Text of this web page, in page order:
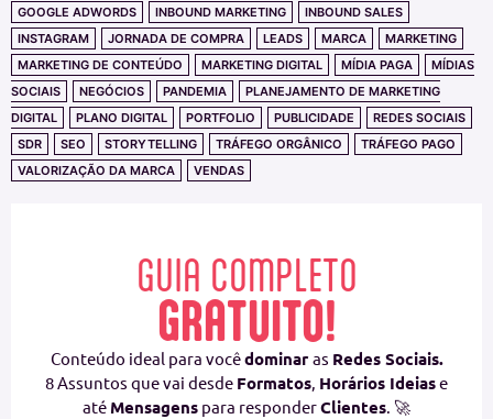
GOOGLE ADWORDS
INBOUND MARKETING
INBOUND SALES
INSTAGRAM
JORNADA DE COMPRA LEADS MARCA
MARKETING
MARKETING DE CONTEÚDO
MARKETING DIGITAL MÍDIA PAGA
MÍDIAS
SOCIAIS
NEGÓCIOS PANDEMIA
PLANEJAMENTO DE MARKETING
DIGITAL
PLANO DIGITAL PORTFOLIO PUBLICIDADE
REDES SOCIAIS
SDR
SEO STORYTELLING TRÁFEGO ORGÂNICO
TRÁFEGO PAGO
VALORIZAÇÃO DA MARCA
VENDAS
GUIA COMPLETO
GRATUITO!
Conteúdo ideal para vocêdominar as Redes Sociais.
8 Assuntos que vai desde Formatos, Horários Ideiase
até Mensagens para responderClientes. 🚀